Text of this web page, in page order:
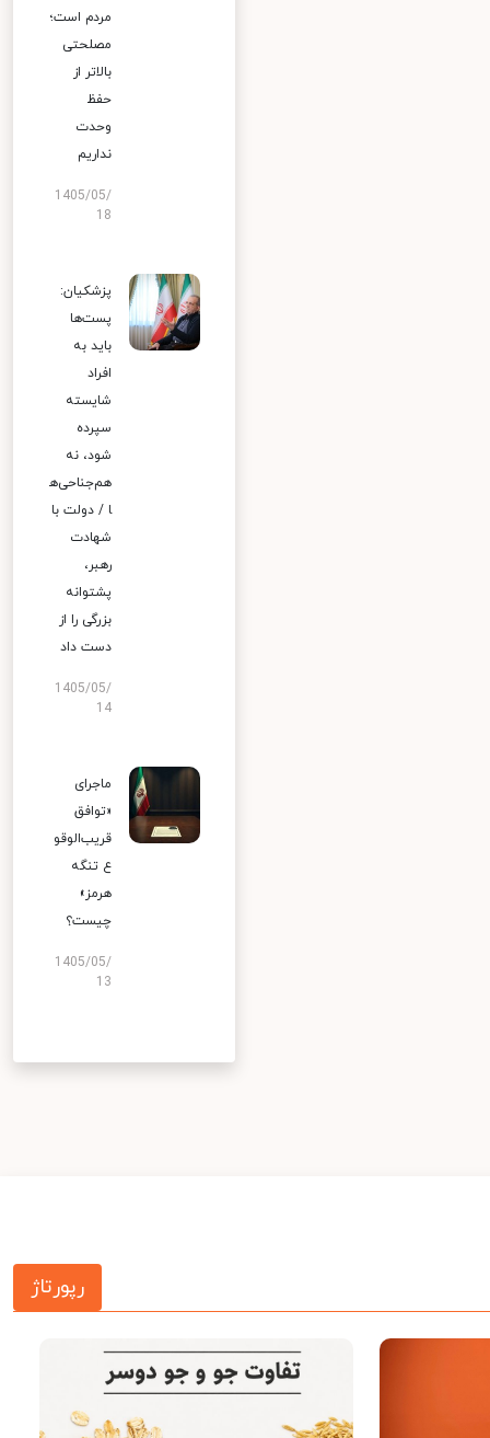
مردم است؛
مصلحتی
بالاتر از
حفظ
وحدت
نداریم
1405/05/
18
پزشکیان:
پست‌ها
باید به
افراد
شایسته
سپرده
شود، نه
هم‌جناحی‌ه
ا / دولت با
شهادت
رهبر،
پشتوانه
بزرگی را از
دست داد
1405/05/
14
ماجرای
«توافق
قریب‌الوقو
ع تنگه
هرمز»
چیست؟
1405/05/
13
رپورتاژ